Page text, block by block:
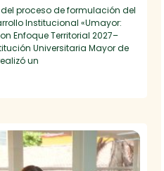
proceso de formulación del
Institucional «Umayor:
Enfoque Territorial 2027–
Universitaria Mayor de
un